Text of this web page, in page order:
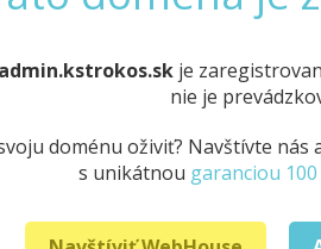
admin.kstrokos.skje
nie je
doménu oživiť? Navštívte
s unikátnou garanciou